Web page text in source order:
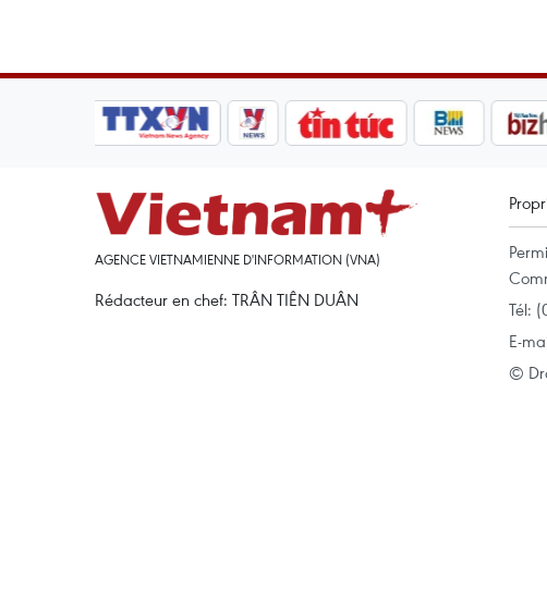
AGENCE VIETNAMIENNE D'INFORMATION (VNA)
Rédacteur en chef: TRÂN TIÊN DUÂN
Tél:
E-
©